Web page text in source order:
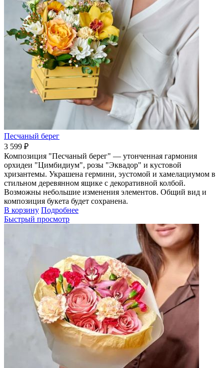
Песчаный берег
3 599 ₽
Композиция "Песчаный берег" — утонченная гармония
орхидеи "Цимбидиум", розы "Эквадор" и кустовой
хризантемы. Украшена гермини, эустомой и хамелациумом в
стильном деревянном ящике с декоративной колбой.
Возможны небольшие изменения элементов. Общий вид и
композиция букета будет сохранена.
В корзину Подробнее
Быстрый просмотр